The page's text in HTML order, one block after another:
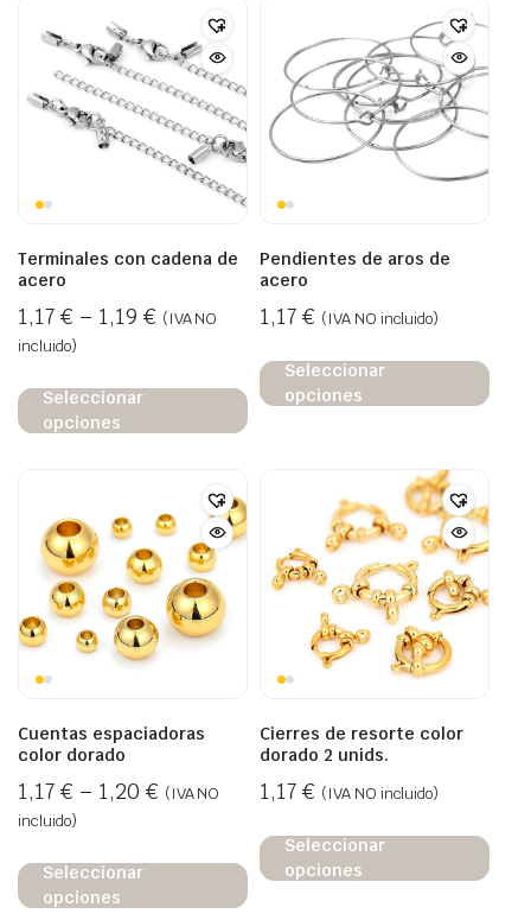
Terminales con cadena de
acero
1,17 € – 1,19 € (IVA NO
incluido)
Seleccionar
opciones
Pendientes de aros de
acero
1,17 € (IVA NO incluido)
Seleccionar
opciones
Cuentas espaciadoras
color dorado
1,17 € – 1,20 € (IVA NO
incluido)
Seleccionar
opciones
Cierres de resorte color
dorado 2 unids.
1,17 € (IVA NO incluido)
Seleccionar
opciones